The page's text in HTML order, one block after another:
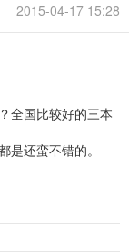
2015-04-17 15:28
全国比较好的三本
还蛮不错的。